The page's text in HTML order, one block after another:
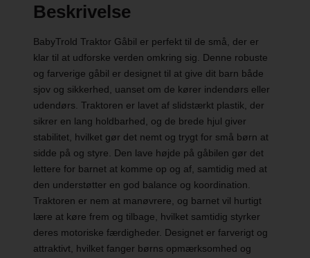
Beskrivelse
BabyTrold Traktor Gåbil er perfekt til de små, der er
klar til at udforske verden omkring sig. Denne robuste
og farverige gåbil er designet til at give dit barn både
sjov og sikkerhed, uanset om de kører indendørs eller
udendørs. Traktoren er lavet af slidstærkt plastik, der
sikrer en lang holdbarhed, og de brede hjul giver
stabilitet, hvilket gør det nemt og trygt for små børn at
sidde på og styre. Den lave højde på gåbilen gør det
lettere for barnet at komme op og af, samtidig med at
den understøtter en god balance og koordination.
Traktoren er nem at manøvrere, og barnet vil hurtigt
lære at køre frem og tilbage, hvilket samtidig styrker
deres motoriske færdigheder. Designet er farverigt og
attraktivt, hvilket fanger børns opmærksomhed og